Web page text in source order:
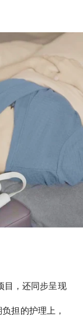
目，还同步呈现
担的护理上，